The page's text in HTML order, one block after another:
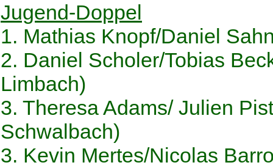
Jugend-Doppel
1. Mathias Knopf/Daniel
2. Daniel Scholer/Tobias
Limbach)
3. Theresa Adams/ Julien
Schwalbach)
3. Kevin Mertes/Nicolas